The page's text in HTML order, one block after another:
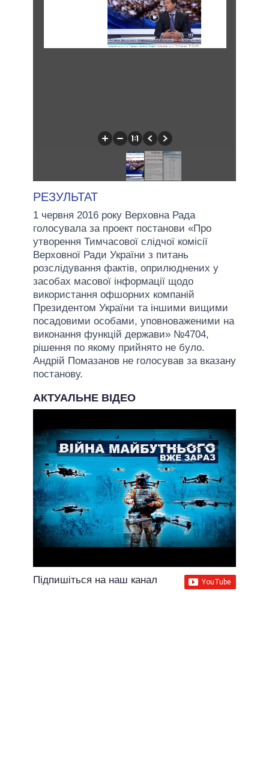
РЕЗУЛЬТАТ
1 червня 2016 року Верховна Рада
голосувала за проект постанови «Про
утворення Тимчасової слідчої комісії
Верховної Ради України з питань
розслідування фактів, оприлюднених у
засобах масової інформації щодо
використання офшорних компаній
Президентом України та іншими вищими
посадовими особами, уповноваженими на
виконання функцій держави» №4704,
рішення по якому прийнято не було.
Андрій Помазанов не голосував за вказану
постанову.
АКТУАЛЬНЕ ВІДЕО
Підпишіться на наш канал